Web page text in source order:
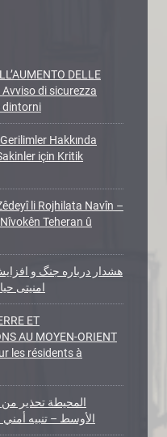
DELLE
Avviso di sicurezza
dintorni
Hakkında
için Kritik
li Rojhilata Navîn –
Teheran û
هشدار درباره جنگ و
امنیتی
ET
AU MOYEN-ORIENT
les résidents à
المحيطة تحذير
الأوسط – تنبيه